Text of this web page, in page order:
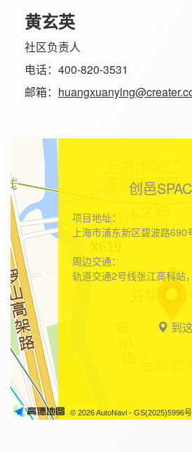
黄玄英
社区负责人
电话：400-820-3531
邮箱：
© 2026 AutoNavi - GS(2025)5996号
创邑
项目地址：
上海市浦东新区碧波路690
周边交通：
轨道交通2号线张江高科站
到